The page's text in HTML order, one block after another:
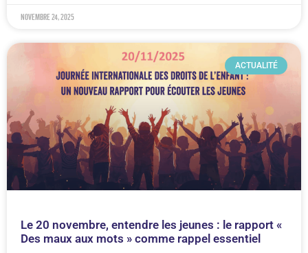
novembre 24, 2025
ACTUALITÉ
Le 20 novembre, entendre les jeunes : le rapport «
Des maux aux mots » comme rappel essentiel